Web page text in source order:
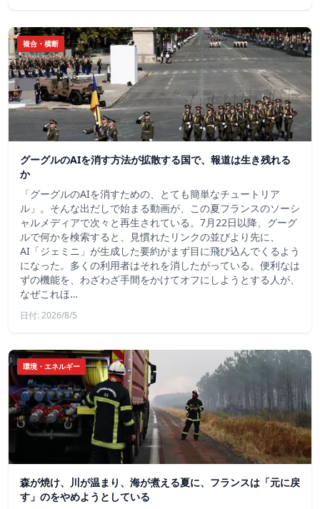
複合・横断
グーグルのAIを消す方法が拡散する国で、報道は生き残れる
か
「グーグルのAIを消すための、とても簡単なチュートリア
ル」。そんな出だしで始まる動画が、この夏フランスのソーシ
ャルメディアで次々と再生されている。7月22日以降、グーグ
ルで何かを検索すると、見慣れたリンクの並びより先に、
AI「ジェミニ」が生成した要約がまず目に飛び込んでくるよう
になった。多くの利用者はそれを消したがっている。便利なは
ずの機能を、わざわざ手間をかけてオフにしようとする人が、
なぜこれほ…
日付: 2026/8/5
環境・エネルギー
森が焼け、川が温まり、海が煮える夏に、フランスは「元に戻
す」のをやめようとしている